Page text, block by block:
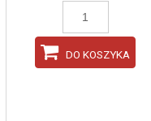
DO KOSZYKA